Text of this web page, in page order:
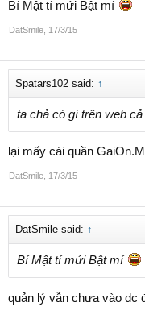
Bí Mật tí mứi Bật mí
DatSmile 17/3/15
Spatars102 said: ↑
ta chả có gì trên web cả
lại mấy cái quần
DatSmile 17/3/15
DatSmile said: ↑
Bí Mật tí mứi Bật mí
quản lý vẫn chưa vào dc